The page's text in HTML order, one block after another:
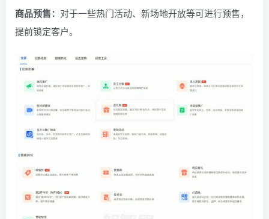
商品预售： 对于一些热门活动、新场地开放等可进行预售，
提前锁定客户。